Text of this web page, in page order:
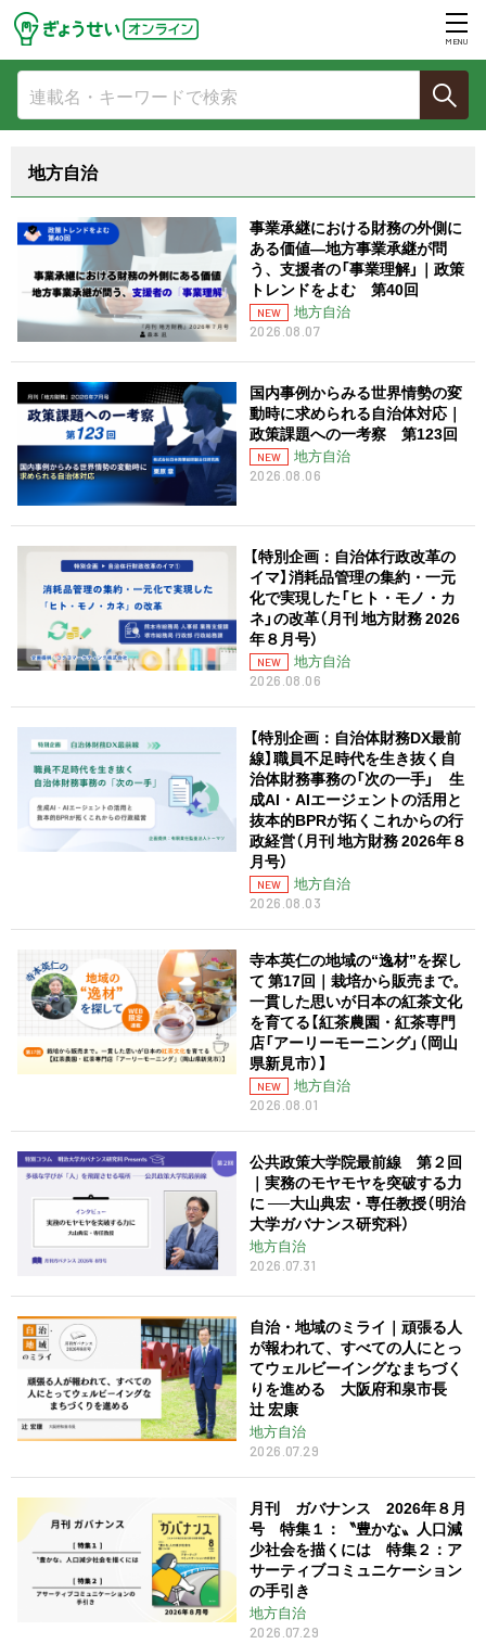
MENU
地方自治
事業承継における財務の外側に
ある価値―地方事業承継が問
う、支援者の「事業理解」｜政策
トレンドをよむ 第40回
NEW
地方自治
2026.08.07
国内事例からみる世界情勢の変
動時に求められる自治体対応｜
政策課題への一考察 第123回
NEW
地方自治
2026.08.06
【特別企画：自治体行政改革の
イマ】消耗品管理の集約・一元
化で実現した「ヒト・モノ・カ
ネ」の改革（月刊 地方財務 2026
年８月号）
NEW
地方自治
2026.08.06
【特別企画：自治体財務DX最前
線】職員不足時代を生き抜く自
治体財務事務の「次の一手」 生
成AI・AIエージェントの活用と
抜本的BPRが拓くこれからの行
政経営（月刊 地方財務 2026年８
月号）
NEW
地方自治
2026.08.03
寺本英仁の地域の“逸材”を探し
て 第17回｜栽培から販売まで。
一貫した思いが日本の紅茶文化
を育てる【紅茶農園・紅茶専門
店「アーリーモーニング」（岡山
県新見市）】
NEW
地方自治
2026.08.01
公共政策大学院最前線 第２回
｜実務のモヤモヤを突破する力
に ──大山典宏・専任教授（明治
大学ガバナンス研究科）
地方自治
2026.07.31
自治・地域のミライ｜頑張る人
が報われて、すべての人にとっ
てウェルビーイングなまちづく
りを進める 大阪府和泉市長
辻󠄀 宏康
地方自治
2026.07.29
月刊 ガバナンス 2026年８月
号 特集１：〝豊かな〟人口減
少社会を描くには 特集２：ア
サーティブコミュニケーション
の手引き
地方自治
2026.07.29